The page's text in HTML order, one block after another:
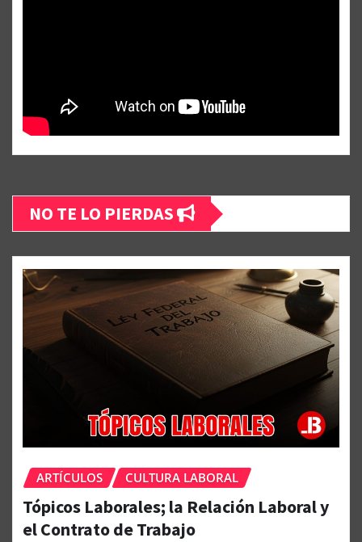
NO TE LO PIERDAS
ARTÍCULOS CULTURA LABORAL
Tópicos Laborales; la Relación Laboral y
el Contrato de Trabajo